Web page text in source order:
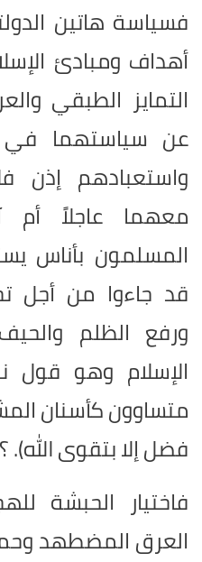
فسياسة هاتين
أهداف ومبادئ
التمايز الطبقي
عن سياستهما في
واستعبادهم إذن
معهما عاجلاً
المسلمون بأناس
قد جاءوا من أجل
ورفع الظلم
الإسلام وهو قول
متساوون كأسنان
فضل إلا بتقوى الله). ؟
فاختيار الحبشة
العرق المضطهد